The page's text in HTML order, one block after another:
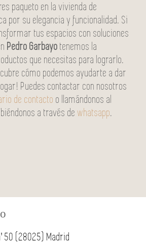
paqueto en la vivienda de
por su elegancia y funcionalidad. Si
tus espacios con soluciones
Pedro Garbayo tenemos la
que necesitas para lograrlo.
cómo podemos ayudarte a dar
Puedes contactar con nosotros
de contacto o llamándonos al
a través dewhatsapp.
50 (28025) Madrid